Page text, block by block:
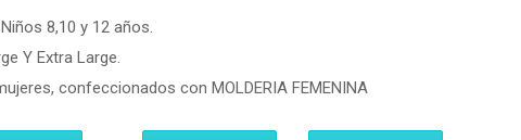
8,10 y 12 años.
Y Extra Large.
confeccionados con MOLDERIA FEMENINA